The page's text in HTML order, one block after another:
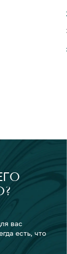
вас
есть, что